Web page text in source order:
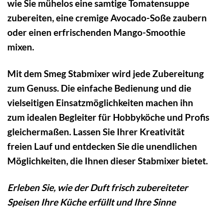
wie Sie mühelos eine samtige Tomatensuppe
zubereiten, eine cremige Avocado-Soße zaubern
oder einen erfrischenden Mango-Smoothie
mixen.
Mit dem Smeg Stabmixer wird jede Zubereitung
zum Genuss. Die einfache Bedienung und die
vielseitigen Einsatzmöglichkeiten machen ihn
zum idealen Begleiter für Hobbyköche und Profis
gleichermaßen. Lassen Sie Ihrer Kreativität
freien Lauf und entdecken Sie die unendlichen
Möglichkeiten, die Ihnen dieser Stabmixer bietet.
Erleben Sie, wie der Duft frisch zubereiteter
Speisen Ihre Küche erfüllt und Ihre Sinne